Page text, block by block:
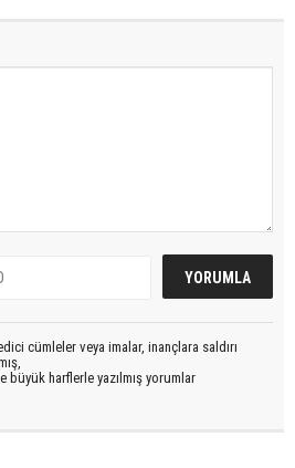
cümleler veya imalar, inançlara saldırı
büyük harflerle yazılmış yorumlar